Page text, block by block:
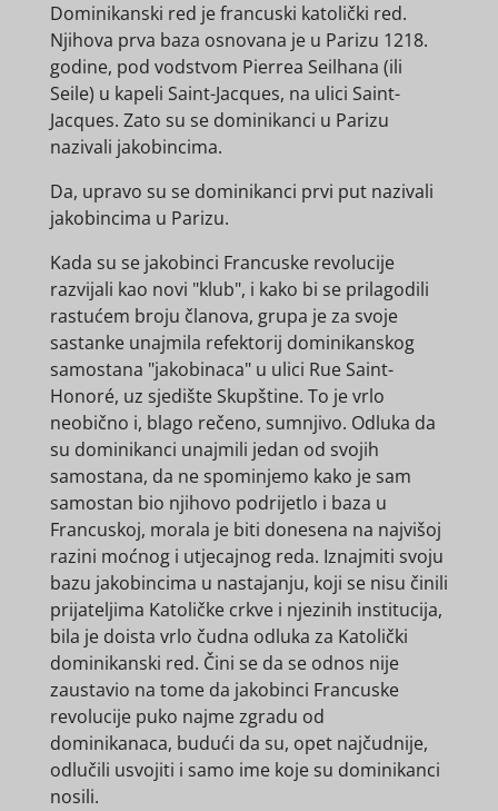
Dominikanski red je francuski katolički red.
Njihova prva baza osnovana je u Parizu 1218.
godine, pod vodstvom Pierrea Seilhana (ili
Seile) u kapeli Saint-Jacques, na ulici Saint-
Jacques. Zato su se dominikanci u Parizu
nazivali jakobincima.
Da, upravo su se dominikanci prvi put nazivali
jakobincima u Parizu.
Kada su se jakobinci Francuske revolucije
razvijali kao novi "klub", i kako bi se prilagodili
rastućem broju članova, grupa je za svoje
sastanke unajmila refektorij dominikanskog
samostana "jakobinaca" u ulici Rue Saint-
Honoré, uz sjedište Skupštine. To je vrlo
neobično i, blago rečeno, sumnjivo. Odluka da
su dominikanci unajmili jedan od svojih
samostana, da ne spominjemo kako je sam
samostan bio njihovo podrijetlo i baza u
Francuskoj, morala je biti donesena na najvišoj
razini moćnog i utjecajnog reda. Iznajmiti svoju
bazu jakobincima u nastajanju, koji se nisu činili
prijateljima Katoličke crkve i njezinih institucija,
bila je doista vrlo čudna odluka za Katolički
dominikanski red. Čini se da se odnos nije
zaustavio na tome da jakobinci Francuske
revolucije puko najme zgradu od
dominikanaca, budući da su, opet najčudnije,
odlučili usvojiti i samo ime koje su dominikanci
nosili.